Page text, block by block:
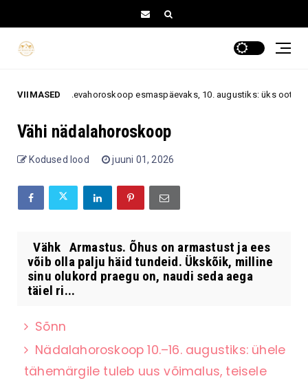
VIIMASED
2026 Päevahoroskoop esmaspäevaks, 10. augustiks: üks
Vähi nädalahoroskoop
Kodused lood juuni 01, 2026
Vähk Armastus. Õhus on armastust ja ees
võib olla palju häid tundeid. Ükskõik, milline
sinu olukord praegu on, naudi seda aega
täiel ri...
Sõnn
Nädalahoroskoop 10.–16. augustiks: ühele
tähemärgile tuleb uus võimalus, teisele